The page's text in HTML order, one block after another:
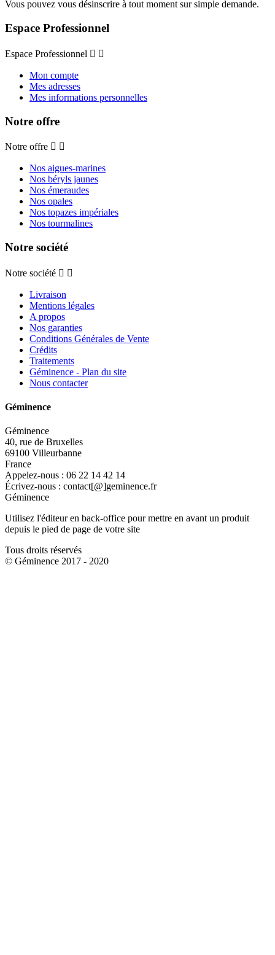
Vous pouvez vous désinscrire à tout moment sur simple demande.
Espace Professionnel
Espace Professionnel  
Mon compte
Mes adresses
Mes informations personnelles
Notre offre
Notre offre  
Nos aigues-marines
Nos béryls jaunes
Nos émeraudes
Nos opales
Nos topazes impériales
Nos tourmalines
Notre société
Notre société  
Livraison
Mentions légales
A propos
Nos garanties
Conditions Générales de Vente
Crédits
Traitements
Géminence - Plan du site
Nous contacter
Géminence
Géminence
40, rue de Bruxelles
69100 Villeurbanne
France
Appelez-nous : 06 22 14 42 14
Écrivez-nous : contact[@]geminence.fr
Géminence
Utilisez l'éditeur en back-office pour mettre en avant un produit
depuis le pied de page de votre site
Tous droits réservés
© Géminence 2017 - 2020